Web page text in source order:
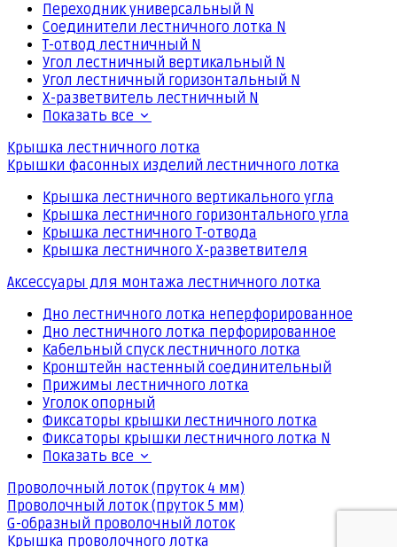
Переходник универсальный N
Соединители лестничного лотка N
Т-отвод лестничный N
Угол лестничный вертикальный N
Угол лестничный горизонтальный N
Х-разветвитель лестничный N
Показать все
Крышка лестничного лотка
Крышки фасонных изделий лестничного лотка
Крышка лестничного вертикального угла
Крышка лестничного горизонтального угла
Крышка лестничного Т-отвода
Крышка лестничного Х-разветвителя
Аксессуары для монтажа лестничного лотка
Дно лестничного лотка неперфорированное
Дно лестничного лотка перфорированное
Кабельный спуск лестничного лотка
Кронштейн настенный соединительный
Прижимы лестничного лотка
Уголок опорный
Фиксаторы крышки лестничного лотка
Фиксаторы крышки лестничного лотка N
Показать все
Проволочный лоток (пруток 4 мм)
Проволочный лоток (пруток 5 мм)
G-образный проволочный лоток
Крышка проволочного лотка